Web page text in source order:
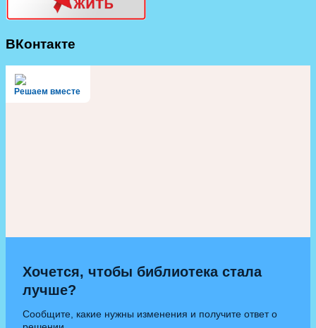
ВКонтакте
Решаем вместе
Хочется, чтобы библиотека стала
лучше?
Сообщите, какие нужны изменения и получите ответ о